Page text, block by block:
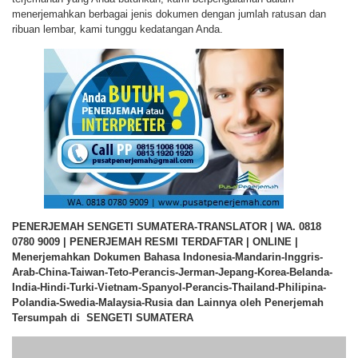
menerjemahkan berbagai jenis dokumen dengan jumlah ratusan dan
ribuan lembar, kami tunggu kedatangan Anda.
PENERJEMAH SENGETI SUMATERA-TRANSLATOR | WA. 0818
0780 9009 | PENERJEMAH RESMI TERDAFTAR | ONLINE |
Menerjemahkan Dokumen Bahasa Indonesia-Mandarin-Inggris-
Arab-China-Taiwan-Teto-Perancis-Jerman-Jepang-Korea-Belanda-
India-Hindi-Turki-Vietnam-Spanyol-Perancis-Thailand-Philipina-
Polandia-Swedia-Malaysia-Rusia dan Lainnya oleh Penerjemah
Tersumpah di SENGETI SUMATERA